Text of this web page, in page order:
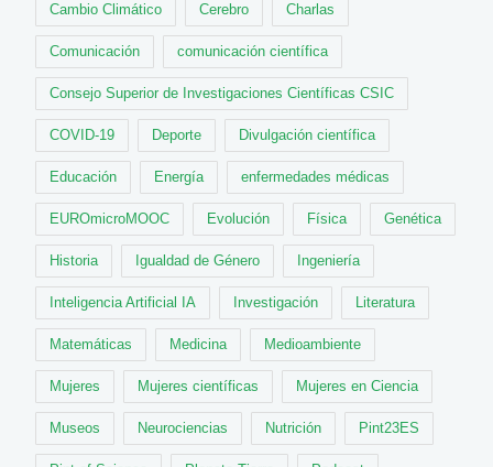
Cambio Climático Cerebro Charlas
Comunicación comunicación científica
Consejo Superior de Investigaciones Científicas CSIC
COVID-19 Deporte Divulgación científica
Educación Energía enfermedades médicas
EUROmicroMOOC Evolución Física Genética
Historia Igualdad de Género Ingeniería
Inteligencia Artificial IA Investigación Literatura
Matemáticas Medicina Medioambiente
Mujeres Mujeres científicas Mujeres en Ciencia
Museos Neurociencias Nutrición Pint23ES